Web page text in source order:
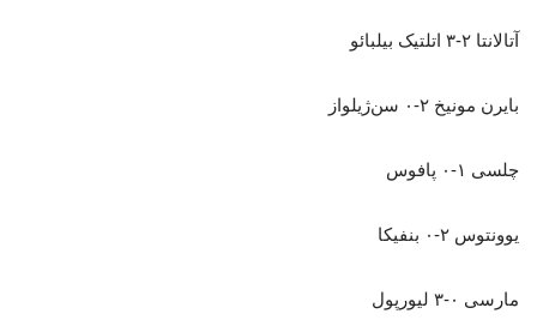
آتالانتا ۲-۳ اتلتیک بیلبائو
بایرن مونیخ ۲-۰ سن‌ژیلواز
چلسی ۱-۰ پافوس
یوونتوس ۲-۰ بنفیکا
مارسی ۰-۳ لیورپول